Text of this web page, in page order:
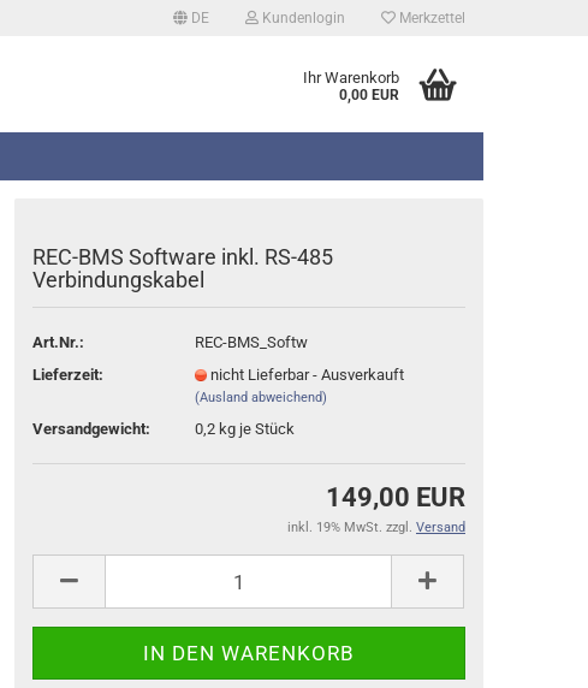
DE Kundenlogin
Konto erstellen
Passwort vergessen?
Merkzettel
Ihr Warenkorb
0,00 EUR
REC-BMS Software inkl. RS-485
Verbindungskabel
Art.Nr.:
REC-BMS_Softw
Lieferzeit:
nicht Lieferbar - Ausverkauft
(Ausland abweichend)
Versandgewicht: 0,2 kg je Stück
149,00 EUR
inkl. 19% MwSt. zzgl. Versand